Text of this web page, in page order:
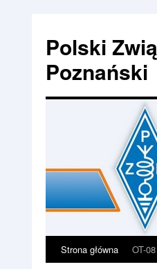
Polski
Poznański
Przejdź
Strona główna OT-08